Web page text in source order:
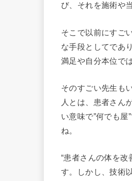
び、それを施術や
そこで以前にすご
な手段としてであ
満足や自分本位で
そのすごい先生も
人とは、患者さん
い意味で”何でも
ね。
“患者さんの体を
す。しかし、技術